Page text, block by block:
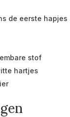
de eerste hapjes
stof
hartjes